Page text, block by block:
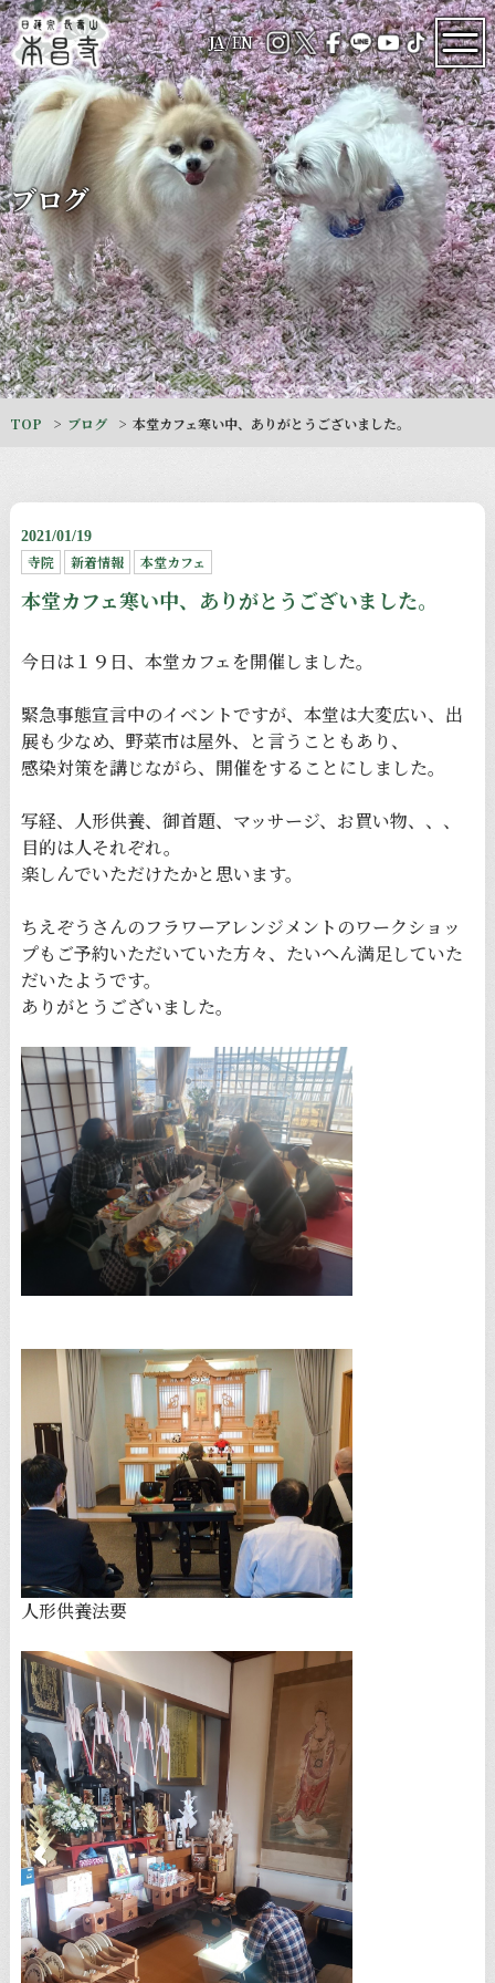
JA/EN
ブログ
TOP ブログ 本堂カフェ寒い中、ありがとうございました。
2021/01/19
寺院 新着情報 本堂カフェ
本堂カフェ寒い中、ありがとうございました。
今日は１９日、本堂カフェを開催しました。
緊急事態宣言中のイベントですが、本堂は大変広い、出
展も少なめ、野菜市は屋外、と言うこともあり、
感染対策を講じながら、開催をすることにしました。
写経、人形供養、御首題、マッサージ、お買い物、、、
目的は人それぞれ。
楽しんでいただけたかと思います。
ちえぞうさんのフラワーアレンジメントのワークショッ
プもご予約いただいていた方々、たいへん満足していた
だいたようです。
ありがとうございました。
人形供養法要